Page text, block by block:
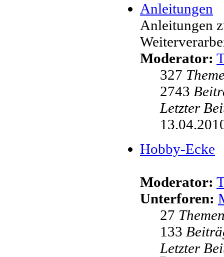
Anleitungen
Anleitungen
Moderator:
327
2743
Letzter
Hobby-Ecke
Moderator:
Unterforen:
27
133
Letzter